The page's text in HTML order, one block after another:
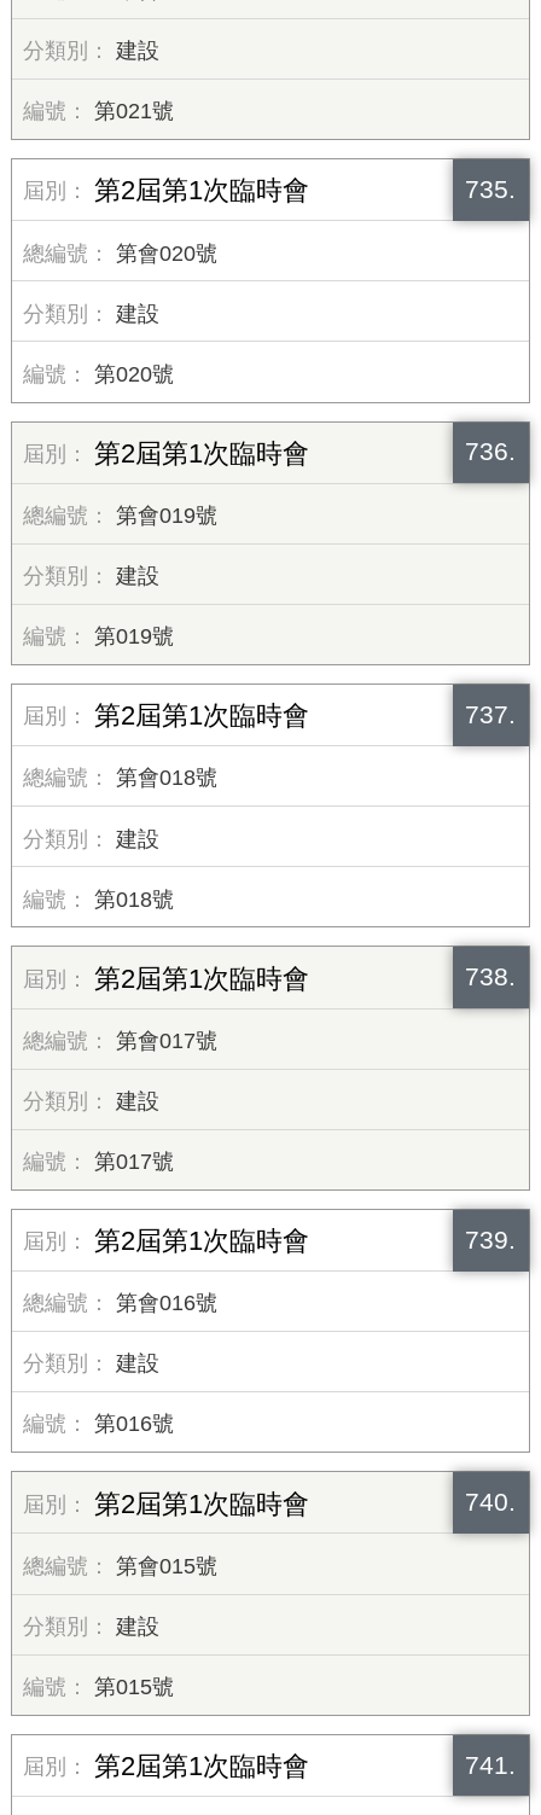
建設
第021號
735.
第2屆第1次臨時會
第會020號
建設
第020號
736.
第2屆第1次臨時會
第會019號
建設
第019號
737.
第2屆第1次臨時會
第會018號
建設
第018號
738.
第2屆第1次臨時會
第會017號
建設
第017號
739.
第2屆第1次臨時會
第會016號
建設
第016號
740.
第2屆第1次臨時會
第會015號
建設
第015號
741.
第2屆第1次臨時會